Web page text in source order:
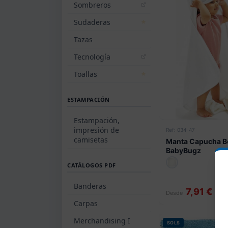
Sombreros
Sudaderas
Tazas
Tecnología
Toallas
ESTAMPACIÓN
Estampación,
impresión de
camisetas
CATÁLOGOS PDF
Banderas
Carpas
Merchandising I
Ref: 034-47
Manta Capucha
BabyBugz
Desde 7,91 €
SOLS